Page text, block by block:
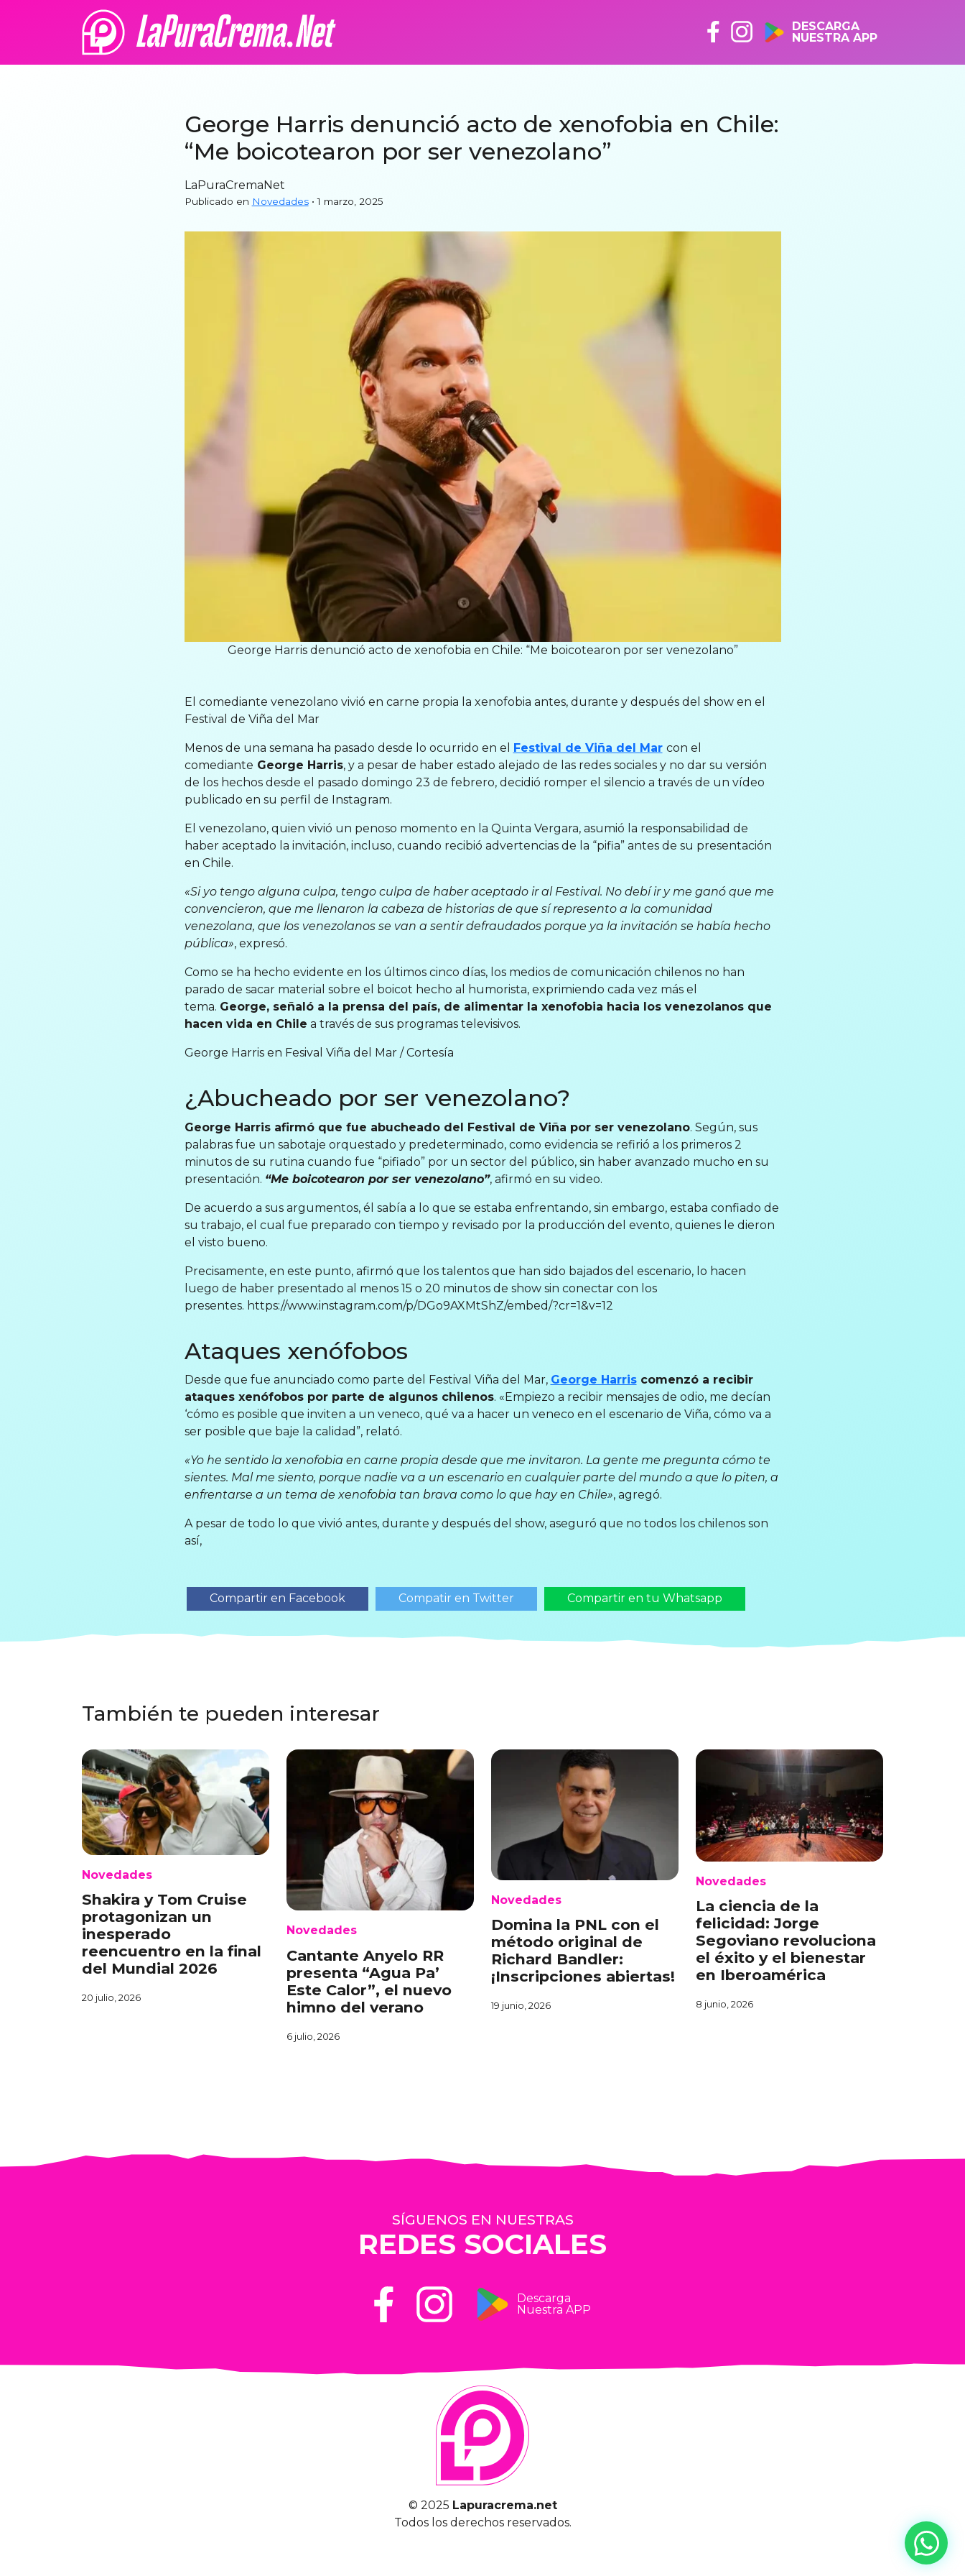
DESCARGA
NUESTRA APP
George Harris denunció acto de xenofobia en Chile:
“Me boicotearon por ser venezolano”
LaPuraCremaNet
Publicado en Novedades • 1 marzo, 2025
George Harris denunció acto de xenofobia en Chile: “Me boicotearon por ser venezolano”
El comediante venezolano vivió en carne propia la xenofobia antes, durante y después del show en el
Festival de Viña del Mar
Menos de una semana ha pasado desde lo ocurrido en el Festival de Viña del Mar con el
comediante George Harris, y a pesar de haber estado alejado de las redes sociales y no dar su versión
de los hechos desde el pasado domingo 23 de febrero, decidió romper el silencio a través de un vídeo
publicado en su perfil de Instagram.
El venezolano, quien vivió un penoso momento en la Quinta Vergara, asumió la responsabilidad de
haber aceptado la invitación, incluso, cuando recibió advertencias de la “pifia” antes de su presentación
en Chile.
«Si yo tengo alguna culpa, tengo culpa de haber aceptado ir al Festival. No debí ir y me ganó que me
convencieron, que me llenaron la cabeza de historias de que sí represento a la comunidad
venezolana, que los venezolanos se van a sentir defraudados porque ya la invitación se había hecho
pública», expresó.
Como se ha hecho evidente en los últimos cinco días, los medios de comunicación chilenos no han
parado de sacar material sobre el boicot hecho al humorista, exprimiendo cada vez más el
tema. George, señaló a la prensa del país, de alimentar la xenofobia hacia los venezolanos que
hacen vida en Chile a través de sus programas televisivos.
George Harris en Fesival Viña del Mar / Cortesía
¿Abucheado por ser venezolano?
George Harris afirmó que fue abucheado del Festival de Viña por ser venezolano. Según, sus
palabras fue un sabotaje orquestado y predeterminado, como evidencia se refirió a los primeros 2
minutos de su rutina cuando fue “pifiado” por un sector del público, sin haber avanzado mucho en su
presentación. “Me boicotearon por ser venezolano”, afirmó en su video.
De acuerdo a sus argumentos, él sabía a lo que se estaba enfrentando, sin embargo, estaba confiado de
su trabajo, el cual fue preparado con tiempo y revisado por la producción del evento, quienes le dieron
el visto bueno.
Precisamente, en este punto, afirmó que los talentos que han sido bajados del escenario, lo hacen
luego de haber presentado al menos 15 o 20 minutos de show sin conectar con los
presentes. https://www.instagram.com/p/DGo9AXMtShZ/embed/?cr=1&v=12
Ataques xenófobos
Desde que fue anunciado como parte del Festival Viña del Mar, George Harriscomenzó a recibir
ataques xenófobos por parte de algunos chilenos. «Empiezo a recibir mensajes de odio, me decían
‘cómo es posible que inviten a un veneco, qué va a hacer un veneco en el escenario de Viña, cómo va a
ser posible que baje la calidad”, relató.
«Yo he sentido la xenofobia en carne propia desde que me invitaron. La gente me pregunta cómo te
sientes. Mal me siento, porque nadie va a un escenario en cualquier parte del mundo a que lo piten, a
enfrentarse a un tema de xenofobia tan brava como lo que hay en Chile», agregó.
A pesar de todo lo que vivió antes, durante y después del show, aseguró que no todos los chilenos son
así,
Compartir en Facebook Compatir en Twitter Compartir en tu Whatsapp
También te pueden interesar
Novedades
Shakira y Tom Cruise
protagonizan un
inesperado
reencuentro en la final
del Mundial 2026
20 julio, 2026
Novedades
Cantante Anyelo RR
presenta “Agua Pa’
Este Calor”, el nuevo
himno del verano
6 julio, 2026
Novedades
Domina la PNL con el
método original de
Richard Bandler:
¡Inscripciones abiertas!
19 junio, 2026
Novedades
La ciencia de la
felicidad: Jorge
Segoviano revoluciona
el éxito y el bienestar
en Iberoamérica
8 junio, 2026
SÍGUENOS EN NUESTRAS
REDES SOCIALES
Descarga
Nuestra APP
© 2025 Lapuracrema.net
Todos los derechos reservados.